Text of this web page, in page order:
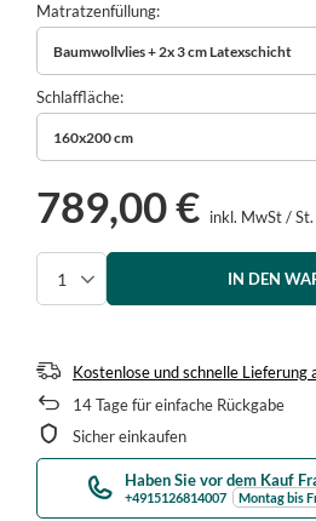
Matratzenfüllung
Baumwollvlies + 2x 3 cm Latexschicht
Schlaffläche
160x200 cm
789,00 € inkl. MwSt/St.
IN DEN
Kostenlose und schnelle Lieferung
14Tage für einfache Rückgabe
Sicher einkaufen
Haben Sie vor dem Kauf
+4915126814007 Montag bis